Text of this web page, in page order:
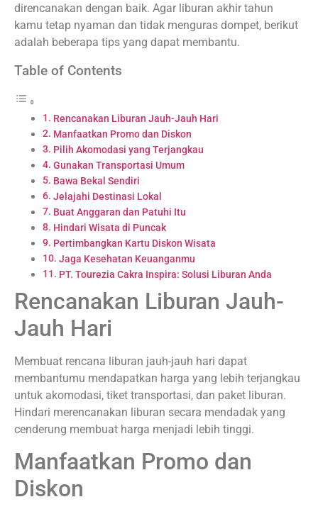
direncanakan dengan baik. Agar liburan akhir tahun
kamu tetap nyaman dan tidak menguras dompet, berikut
adalah beberapa tips yang dapat membantu.
Table of Contents
Rencanakan Liburan Jauh-Jauh Hari
Manfaatkan Promo dan Diskon
Pilih Akomodasi yang Terjangkau
Gunakan Transportasi Umum
Bawa Bekal Sendiri
Jelajahi Destinasi Lokal
Buat Anggaran dan Patuhi Itu
Hindari Wisata di Puncak
Pertimbangkan Kartu Diskon Wisata
Jaga Kesehatan Keuanganmu
PT. Tourezia Cakra Inspira: Solusi Liburan Anda
Rencanakan Liburan Jauh-
Jauh Hari
Membuat rencana liburan jauh-jauh hari dapat
membantumu mendapatkan harga yang lebih terjangkau
untuk akomodasi, tiket transportasi, dan paket liburan.
Hindari merencanakan liburan secara mendadak yang
cenderung membuat harga menjadi lebih tinggi.
Manfaatkan Promo dan
Diskon